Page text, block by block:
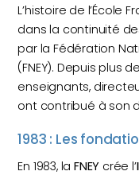
L’histoire de l’École
dans la continuité
par la Fédération
(FNEY). Depuis plus
enseignants,
ont contribué à son
1983 : Les
En 1983, la FNEY crée l’